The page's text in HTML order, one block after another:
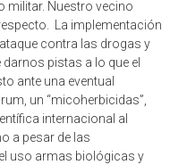
La implementación
contra las drogas y
pistas a lo que el
ante una eventual
un “micoherbicidas”,
internacional al
a pesar de las
uso armas biológicas y
Vale la pena recordar